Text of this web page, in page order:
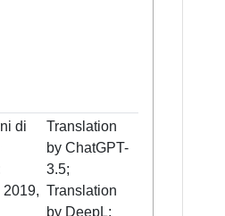
di
2019,
Translation
by ChatGPT-
3.5;
Translation
by DeepL;